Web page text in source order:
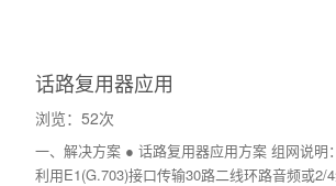
话路复用器应用
浏览：52次
一、解决方案 ● 话路复用器应用方案 组网说明
利用E1(G.703)接口传输30路二线环路音频或2/